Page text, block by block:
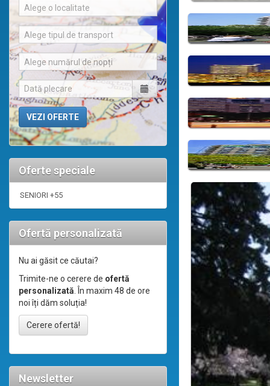
Alege o localitate
Alege tipul de transport
Alege numărul de nopți
Oferte speciale
SENIORI +55
Ofertă personalizată
Nu ai găsit ce căutai?
Trimite-ne o cerere de ofertă
personalizată. În maxim 48 de ore
noi îți dăm soluția!
Cerere ofertă!
Newsletter